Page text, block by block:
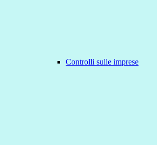
Controlli sulle imprese